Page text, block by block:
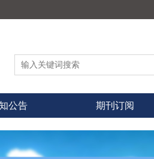
公告 期刊订阅